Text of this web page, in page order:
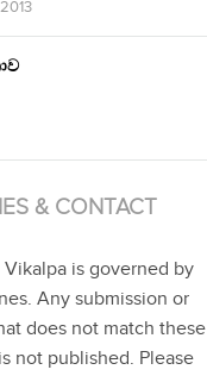
& CONTACT
is governed by
Any submission or
does not match these
not published. Please